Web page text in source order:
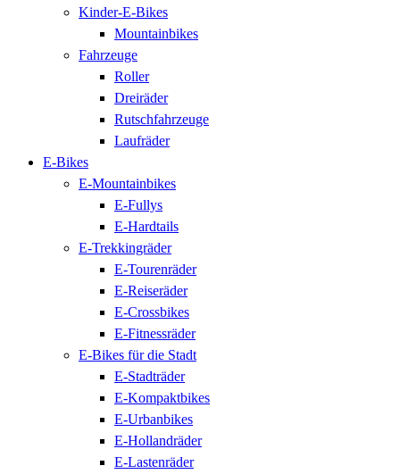
Kinder-E-Bikes
Mountainbikes
Fahrzeuge
Roller
Dreiräder
Rutschfahrzeuge
Laufräder
E-Bikes
E-Mountainbikes
E-Fullys
E-Hardtails
E-Trekkingräder
E-Tourenräder
E-Reiseräder
E-Crossbikes
E-Fitnessräder
E-Bikes für die Stadt
E-Stadträder
E-Kompaktbikes
E-Urbanbikes
E-Hollandräder
E-Lastenräder